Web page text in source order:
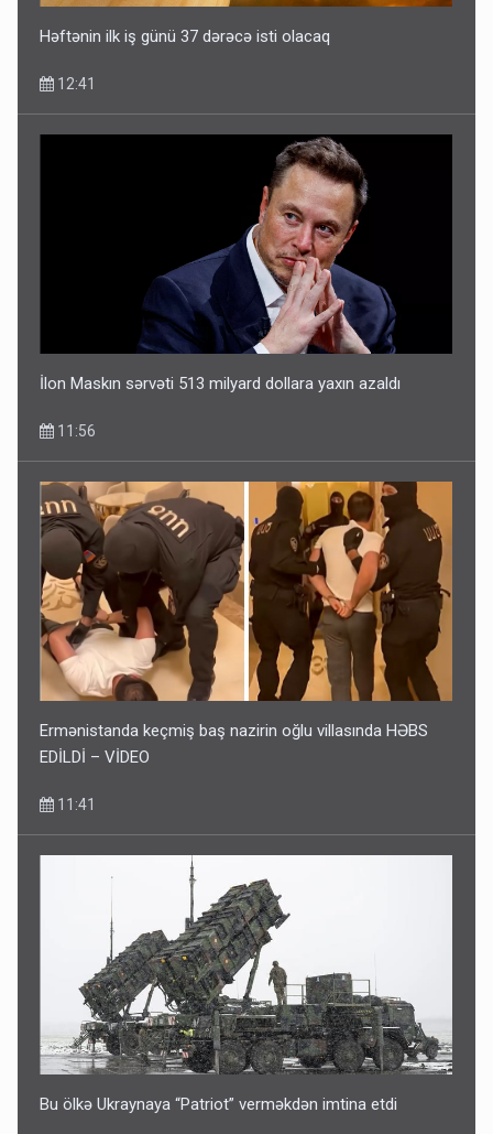
Həftənin ilk iş günü 37 dərəcə isti olacaq
12:41
İlon Maskın sərvəti 513 milyard dollara yaxın azaldı
11:56
Ermənistanda keçmiş baş nazirin oğlu villasında HƏBS
EDİLDİ – VİDEO
11:41
Bu ölkə Ukraynaya “Patriot” verməkdən imtina etdi